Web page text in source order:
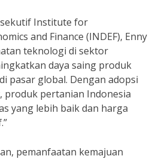
Institute for
and Finance (INDEF), Enny
teknologi di sektor
daya saing produk
pasar global. Dengan adopsi
produk pertanian Indonesia
yang lebih baik dan harga
pemanfaatan kemajuan